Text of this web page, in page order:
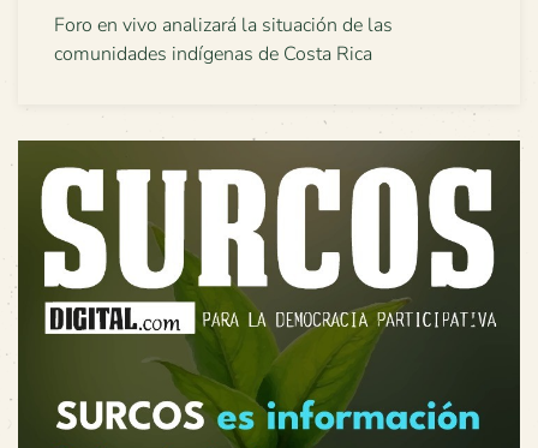
Foro en vivo analizará la situación de las
comunidades indígenas de Costa Rica